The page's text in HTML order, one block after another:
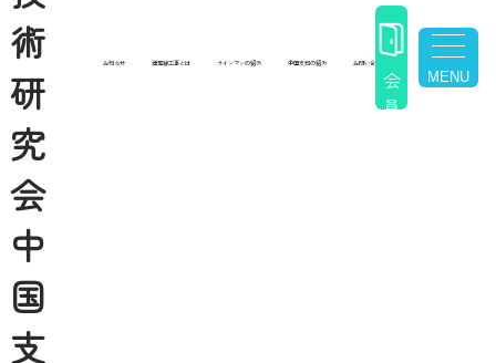
お知らせ 送電線工事とは ラインマンの紹介 中国支部の紹介 お問い合わせ
会
員
toggle
2022-21-0208 丁張設置作業中（高さ1.5m程度）、丁張とともに地面
に倒れ受傷（東北）
2022-21-0208 丁張設置作